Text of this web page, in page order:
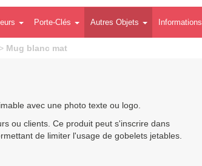
Porte-Clés Autres Objets Informations
> Mug blanc mat
avec une photo texte ou logo.
ou clients. Ce produit peut s'inscrire dans
de limiter l'usage de gobelets jetables.